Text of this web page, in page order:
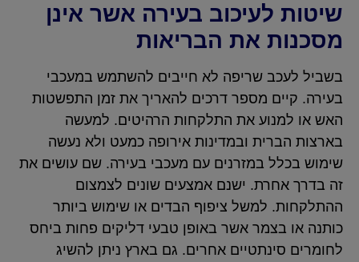
שיטות לעיכוב בעירה אשר אינן
מסכנות את הבריאות
בשביל לעכב שריפה לא חייבים להשתמש במעכבי
בעירה. קיים מספר דרכים להאריך את זמן התפשטות
האש או למנוע את התלקחות הרהיטים. למעשה
בארצות הברית ובמדינות אירופה כמעט ולא נעשה
שימוש בכלל במזרנים עם מעכבי בעירה. שם עושים את
זה בדרך אחרת. ישנם אמצעים שונים לצמצום
ההתלקחות. למשל ציפוף הבדים או שימוש ביותר
כותנה או בצמר אשר באופן טבעי דליקים פחות ביחס
לחומרים סינתטיים אחרים. גם בארץ ניתן להשיג